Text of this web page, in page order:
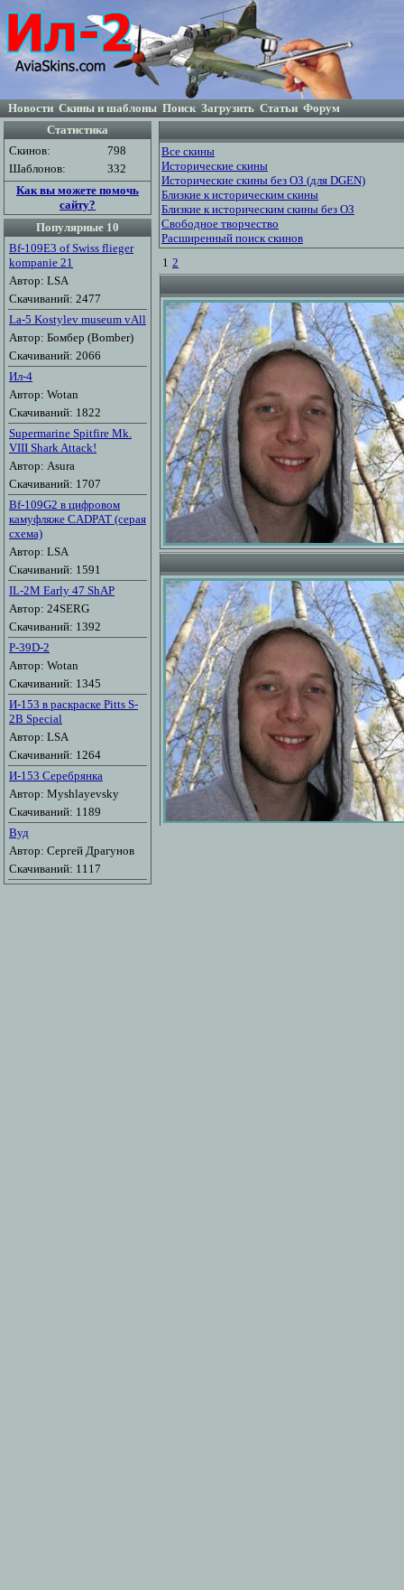
Новости Скины и шаблоны Поиск Загрузить Статьи Форум
Статистика
Скинов:
798
Шаблонов:
332
Как вы можете помочь
сайту?
Популярные 10
Bf-109E3 of Swiss flieger
kompanie 21
Автор: LSA
Скачиваний: 2477
La-5 Kostylev museum vAll
Автор: Бомбер (Bomber)
Скачиваний: 2066
Ил-4
Автор: Wotan
Скачиваний: 1822
Supermarine Spitfire Mk.
VIII Shark Attack!
Автор: Asura
Скачиваний: 1707
Bf-109G2 в цифровом
камуфляже CADPAT (серая
схема)
Автор: LSA
Скачиваний: 1591
IL-2M Early 47 ShAP
Автор: 24SERG
Скачиваний: 1392
P-39D-2
Автор: Wotan
Скачиваний: 1345
И-153 в раскраске Pitts S-
2B Special
Автор: LSA
Скачиваний: 1264
И-153 Серебрянка
Автор: Myshlayevsky
Скачиваний: 1189
Вуд
Автор: Сергей Драгунов
Скачиваний: 1117
Все скины
Исторические скины
Исторические скины без ОЗ (для DGEN)
Близкие к историческим скины
Близкие к историческим скины без ОЗ
Свободное творчество
Расширенный поиск скинов
1 2